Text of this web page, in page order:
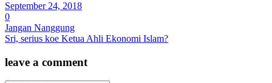
September 24, 2018
0
Jangan Nanggung
Sri, serius koe Ketua Ahli Ekonomi Islam?
leave a comment